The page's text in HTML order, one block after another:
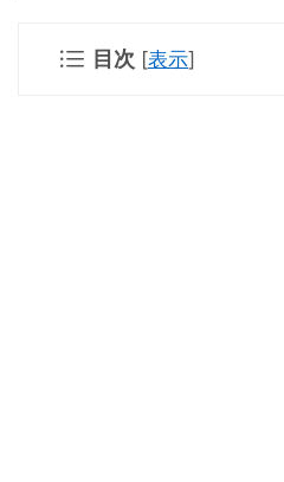
目次 [表示]